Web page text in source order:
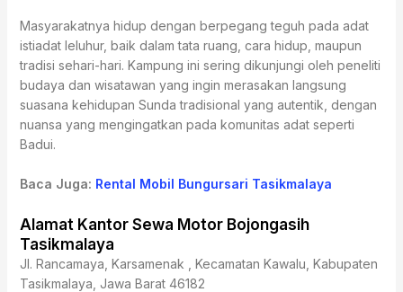
Masyarakatnya hidup dengan berpegang teguh pada adat
istiadat leluhur, baik dalam tata ruang, cara hidup, maupun
tradisi sehari-hari. Kampung ini sering dikunjungi oleh peneliti
budaya dan wisatawan yang ingin merasakan langsung
suasana kehidupan Sunda tradisional yang autentik, dengan
nuansa yang mengingatkan pada komunitas adat seperti
Badui.
Baca Juga: Rental Mobil Bungursari Tasikmalaya
Alamat Kantor Sewa Motor Bojongasih
Tasikmalaya
Jl. Rancamaya, Karsamenak , Kecamatan Kawalu, Kabupaten
Tasikmalaya, Jawa Barat 46182